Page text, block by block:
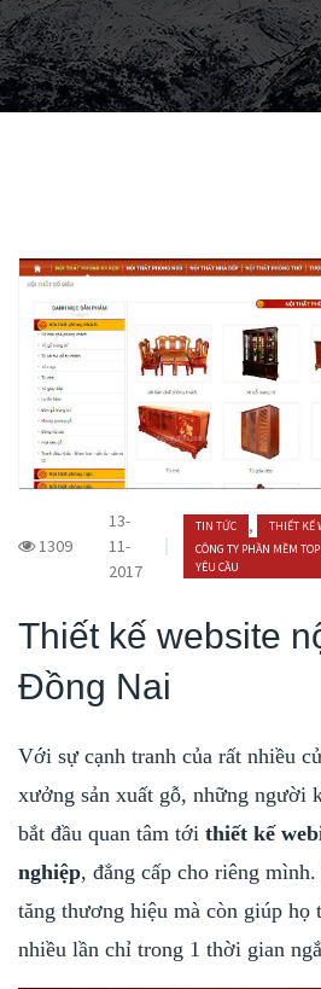
1309
13-
11-
2017
TIN TỨC , THIẾT KẾ
CÔNG TY PHẦN MỀM
YÊU CẦU
Thiết kế website
Đồng Nai
Với sự cạnh tranh của rất nhiều
xưởng sản xuất gỗ, những người
bắt đầu quan tâm tới thiết kế
nghiệp, đẳng cấp cho riêng
tăng thương hiệu mà còn giúp họ
nhiều lần chỉ trong 1 thời gian